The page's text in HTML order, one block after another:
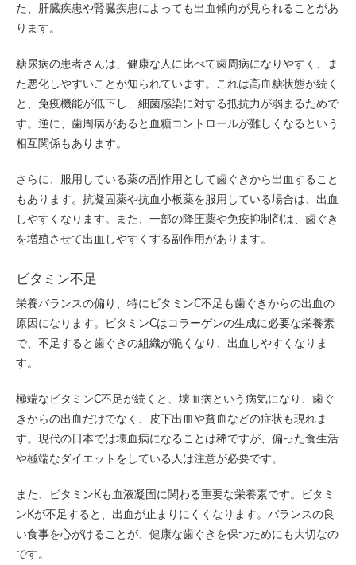
た、肝臓疾患や腎臓疾患によっても出血傾向が見られることがあ
ります。
糖尿病の患者さんは、健康な人に比べて歯周病になりやすく、ま
た悪化しやすいことが知られています。これは高血糖状態が続く
と、免疫機能が低下し、細菌感染に対する抵抗力が弱まるためで
す。逆に、歯周病があると血糖コントロールが難しくなるという
相互関係もあります。
さらに、服用している薬の副作用として歯ぐきから出血すること
もあります。抗凝固薬や抗血小板薬を服用している場合は、出血
しやすくなります。また、一部の降圧薬や免疫抑制剤は、歯ぐき
を増殖させて出血しやすくする副作用があります。
ビタミン不足
栄養バランスの偏り、特にビタミンC不足も歯ぐきからの出血の
原因になります。ビタミンCはコラーゲンの生成に必要な栄養素
で、不足すると歯ぐきの組織が脆くなり、出血しやすくなりま
す。
極端なビタミンC不足が続くと、壊血病という病気になり、歯ぐ
きからの出血だけでなく、皮下出血や貧血などの症状も現れま
す。現代の日本では壊血病になることは稀ですが、偏った食生活
や極端なダイエットをしている人は注意が必要です。
また、ビタミンKも血液凝固に関わる重要な栄養素です。ビタミ
ンKが不足すると、出血が止まりにくくなります。バランスの良
い食事を心がけることが、健康な歯ぐきを保つためにも大切なの
です。